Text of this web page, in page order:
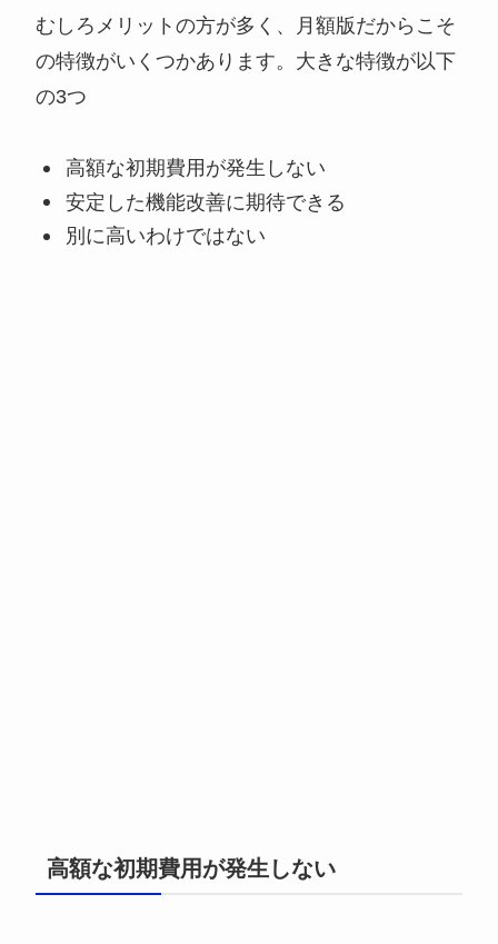
むしろメリットの方が多く、月額版だからこそ
の特徴がいくつかあります。大きな特徴が以下
の3つ
高額な初期費用が発生しない
安定した機能改善に期待できる
別に高いわけではない
高額な初期費用が発生しない